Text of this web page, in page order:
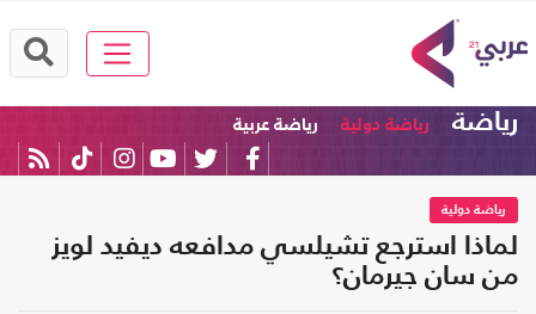
رياضة رياضة دولية رياضة عربية
رياضة دولية
لماذا استرجع تشيلسي مدافعه ديفيد لويز
من سان جيرمان؟